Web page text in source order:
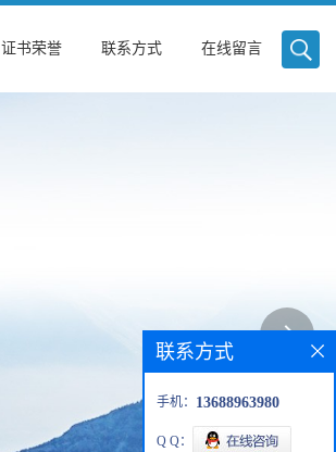
证书荣誉 联系方式 在线留言
联系方式
手机： 13688963980
Q Q：